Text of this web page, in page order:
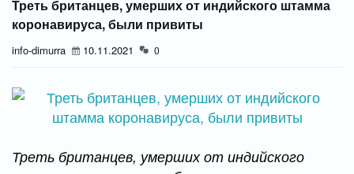
Треть британцев, умерших от индийского штамма
коронавируса, были привиты
info-dimurra 10.11.2021 0
Треть британцев, умерших от индийского